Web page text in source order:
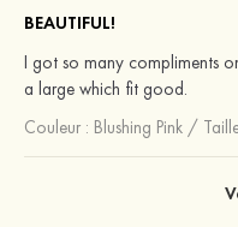
BEAUTIFUL!
I got so many compliments
a large which fit good.
Couleur : Blushing Pink /